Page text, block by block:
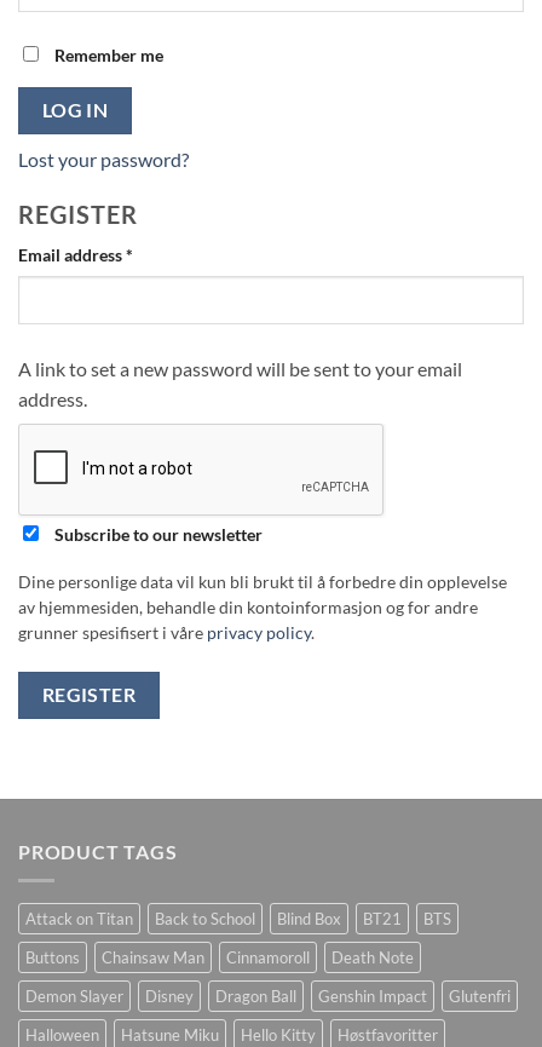
Remember me
LOG IN
Lost your password?
REGISTER
Email address*
A link to set a new password will be sent to your email
address.
Subscribe to our newsletter
Dine personlige data vil kun bli brukt til å forbedre din opplevelse
av hjemmesiden, behandle din kontoinformasjon og for andre
grunner spesifisert i våre privacy policy.
REGISTER
PRODUCT TAGS
Attack on Titan Back to School Blind Box BT21
BTS
Buttons
Chainsaw Man Cinnamoroll
Death Note
Demon Slayer
Disney Dragon Ball Genshin Impact
Glutenfri
Halloween
Hatsune Miku Hello Kitty
Høstfavoritter